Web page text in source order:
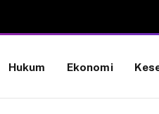
Hukum Ekonomi